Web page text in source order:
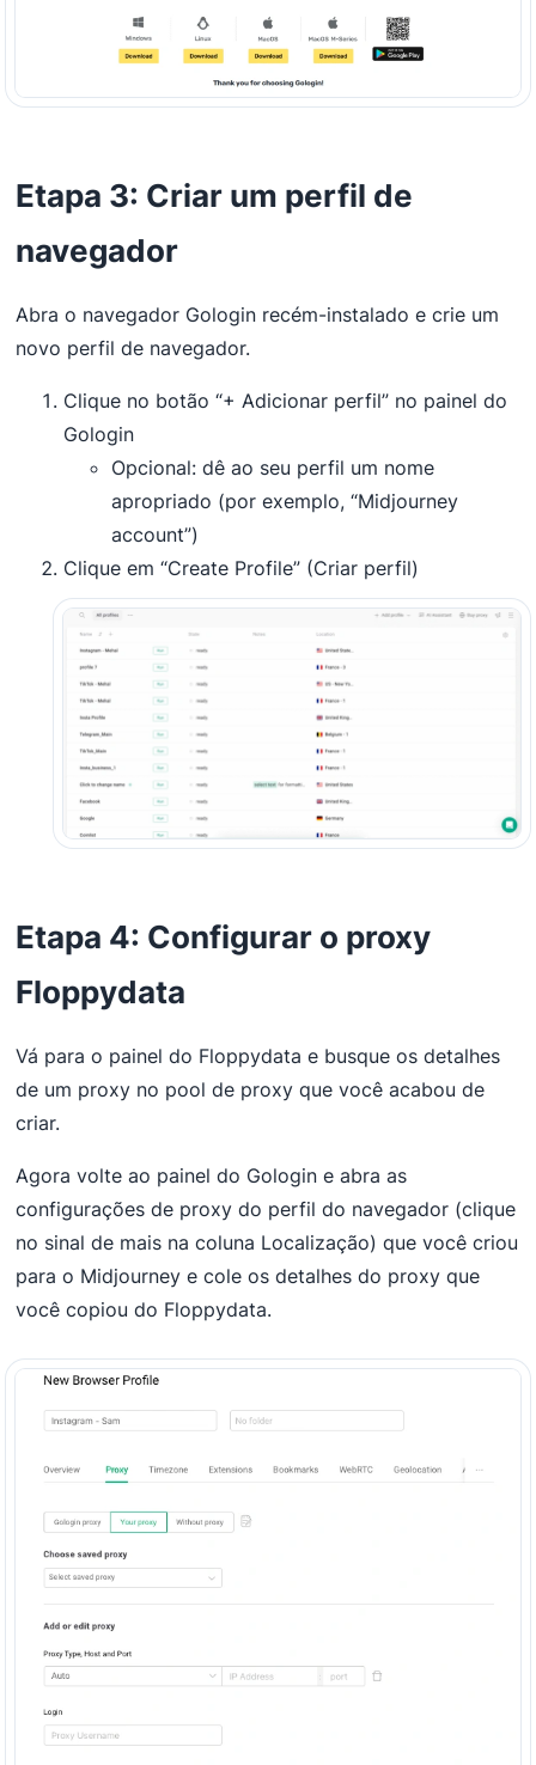
Etapa 3: Criar um perfil de
navegador
Abra o navegador Gologin recém-instalado e crie um
novo perfil de navegador.
Clique no botão “+ Adicionar perfil” no painel do
Gologin
Opcional: dê ao seu perfil um nome
apropriado (por exemplo, “Midjourney
account”)
Clique em “Create Profile” (Criar perfil)
Etapa 4: Configurar o proxy
Floppydata
Vá para o painel do Floppydata e busque os detalhes
de um proxy no pool de proxy que você acabou de
criar.
Agora volte ao painel do Gologin e abra as
configurações de proxy do perfil do navegador (clique
no sinal de mais na coluna Localização) que você criou
para o Midjourney e cole os detalhes do proxy que
você copiou do Floppydata.